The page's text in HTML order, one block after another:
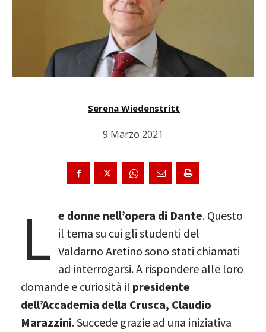
Serena Wiedenstritt
9 Marzo 2021
L e donne nell’opera di Dante. Questo
il tema su cui gli studenti del
Valdarno Aretino sono stati chiamati
ad interrogarsi. A rispondere alle loro
domande e curiosità il presidente
dell’Accademia della Crusca, Claudio
Marazzini. Succede grazie ad una iniziativa